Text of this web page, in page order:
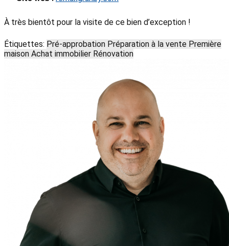
À très bientôt pour la visite de ce bien d’exception !
Étiquettes: Pré-approbation Préparation à la vente Première
maison Achat immobilier Rénovation